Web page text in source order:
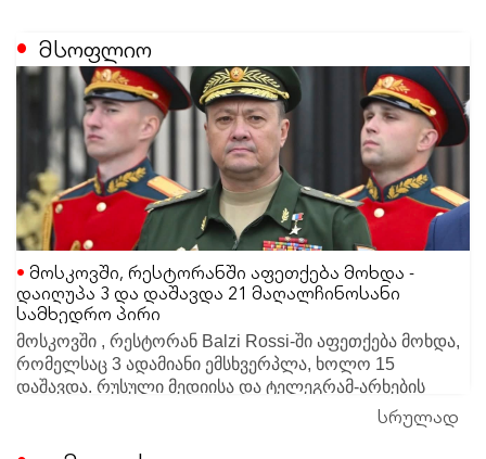
მსოფლიო
დაიღუპა 3 და დაშავდა 21 მაღალჩინოსანი
სამხედრო პირი
მოსკოვში , რესტორან Balzi Rossi-ში აფეთქება მოხდა,
რომელსაც 3 ადამიანი ემსხვერპლა, ხოლო 15
დაშავდა. რუსული მედიისა და ტელეგრამ-არხების
ცნობით, ინციდენტის დროს ადგილზე elite-სეგმენტისა
მიმდინარეობდა.
სავარაუდო ვერსიას განიხილავენ. ერთ-ერთი მთავარი
სრულად